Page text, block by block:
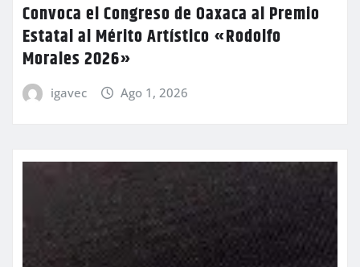
Convoca el Congreso de Oaxaca al Premio
Estatal al Mérito Artístico «Rodolfo
Morales 2026»
igavec Ago 1, 2026